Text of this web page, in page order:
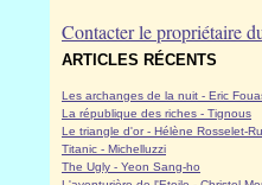
Contacter le propriétaire
ARTICLES RÉCENTS
Les archanges de la nuit - Eric
La république des riches - Tignous
Le triangle d'or - Hélène Rosselet-
Titanic - Michelluzzi
The Ugly - Yeon Sang-ho